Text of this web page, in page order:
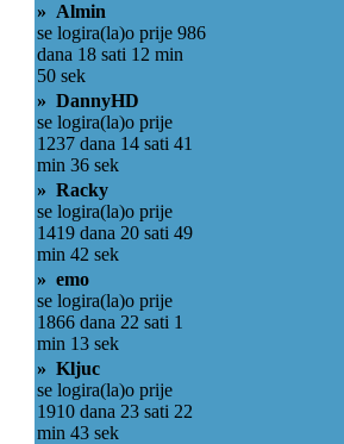
» Almin
se logira(la)o prije 986
dana 18 sati 12 min
50 sek
» DannyHD
se logira(la)o prije
1237 dana 14 sati 41
min 36 sek
» Racky
se logira(la)o prije
1419 dana 20 sati 49
min 42 sek
» emo
se logira(la)o prije
1866 dana 22 sati 1
min 13 sek
» Kljuc
se logira(la)o prije
1910 dana 23 sati 22
min 43 sek